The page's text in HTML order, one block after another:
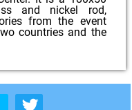
and nickel rod,
from the event
countries and the